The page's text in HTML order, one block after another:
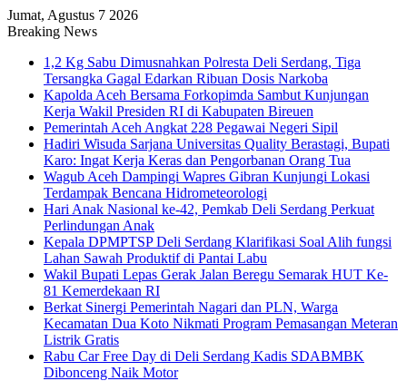
Jumat, Agustus 7 2026
Breaking News
1,2 Kg Sabu Dimusnahkan Polresta Deli Serdang, Tiga
Tersangka Gagal Edarkan Ribuan Dosis Narkoba
Kapolda Aceh Bersama Forkopimda Sambut Kunjungan
Kerja Wakil Presiden RI di Kabupaten Bireuen
Pemerintah Aceh Angkat 228 Pegawai Negeri Sipil
Hadiri Wisuda Sarjana Universitas Quality Berastagi, Bupati
Karo: Ingat Kerja Keras dan Pengorbanan Orang Tua
Wagub Aceh Dampingi Wapres Gibran Kunjungi Lokasi
Terdampak Bencana Hidrometeorologi
Hari Anak Nasional ke-42, Pemkab Deli Serdang Perkuat
Perlindungan Anak
Kepala DPMPTSP Deli Serdang Klarifikasi Soal Alih fungsi
Lahan Sawah Produktif di Pantai Labu
Wakil Bupati Lepas Gerak Jalan Beregu Semarak HUT Ke-
81 Kemerdekaan RI
Berkat Sinergi Pemerintah Nagari dan PLN, Warga
Kecamatan Dua Koto Nikmati Program Pemasangan Meteran
Listrik Gratis
Rabu Car Free Day di Deli Serdang Kadis SDABMBK
Dibonceng Naik Motor